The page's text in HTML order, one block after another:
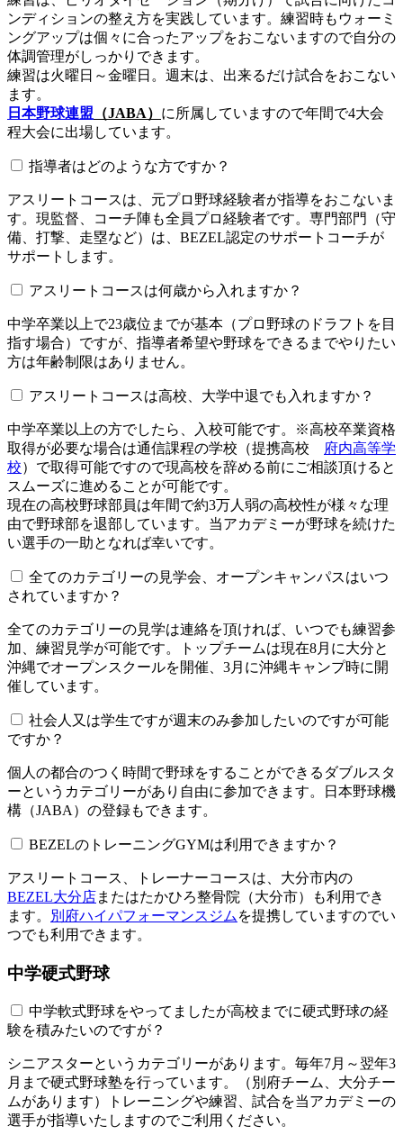
ンディションの整え方を実践しています。練習時もウォーミ
ングアップは個々に合ったアップをおこないますので自分の
体調管理がしっかりできます。
練習は火曜日～金曜日。週末は、出来るだけ試合をおこない
ます。
日本野球連盟 （JABA） に所属していますので年間で4大会
程大会に出場しています。
指導者はどのような方ですか？
アスリートコースは、元プロ野球経験者が指導をおこないま
す。現監督、コーチ陣も全員プロ経験者です。専門部門（守
備、打撃、走塁など）は、BEZEL認定のサポートコーチが
サポートします。
アスリートコースは何歳から入れますか？
中学卒業以上で23歳位までが基本（プロ野球のドラフトを目
指す場合）ですが、指導者希望や野球をできるまでやりたい
方は年齢制限はありません。
アスリートコースは高校、大学中退でも入れますか？
中学卒業以上の方でしたら、入校可能です。※高校卒業資格
取得が必要な場合は通信課程の学校（提携高校
府内高等学
校）で取得可能ですので現高校を辞める前にご相談頂けると
スムーズに進めることが可能です。
現在の高校野球部員は年間で約3万人弱の高校性が様々な理
由で野球部を退部しています。当アカデミーが野球を続けた
い選手の一助となれば幸いです。
全てのカテゴリーの見学会、オープンキャンパスはいつ
されていますか？​​​​​
全てのカテゴリーの見学は連絡を頂ければ、いつでも練習参
加、練習見学が可能です。トップチームは現在8月に大分と
沖縄でオープンスクールを開催、3月に沖縄キャンプ時に開
催しています。
社会人又は学生ですが週末のみ参加したいのですが可能
ですか？
個人の都合のつく時間で野球をすることができるダブルスタ
ーというカテゴリーがあり自由に参加できます。日本野球機
構（JABA）の登録もできます。
BEZELのトレーニングGYMは利用できますか？​​​​​
アスリートコース、トレーナーコースは、大分市内の
BEZEL大分店またはたかひろ整骨院（大分市）も利用でき
ます。
別府ハイパフォーマンスジム を提携していますのでい
つでも利用できます。
中学硬式野球
中学軟式野球をやってましたが高校までに硬式野球の経
験を積みたいのですが？
シニアスターというカテゴリーがあります。毎年7月～翌年3
月まで硬式野球塾を行っています。（別府チーム、大分チー
ムがあります）トレーニングや練習、試合を当アカデミーの
選手が指導いたしますのでご利用ください。